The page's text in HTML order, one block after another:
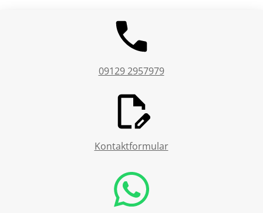
09129 2957979
Kontaktformular